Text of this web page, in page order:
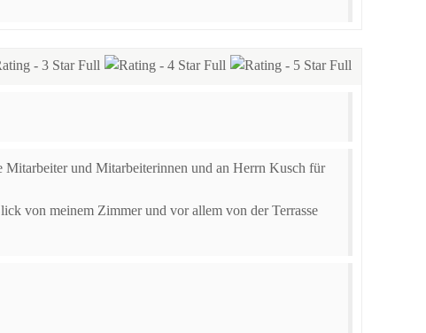
und Mitarbeiterinnen und an Herrn Kusch für
von meinem Zimmer und vor allem von der Terrasse